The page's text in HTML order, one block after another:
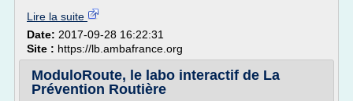
Lire la suite
Date: 2017-09-28 16:22:31
Site : https://lb.ambafrance.org
ModuloRoute, le labo interactif de La
Prévention Routière